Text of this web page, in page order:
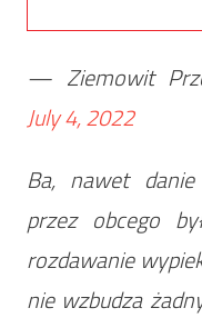
— Ziemowit
July 4, 2022
Ba, nawet danie
przez obcego
rozdawanie
nie wzbudza